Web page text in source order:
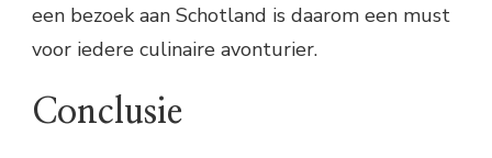
een bezoek aan Schotland is daarom een must
voor iedere culinaire avonturier.
Conclusie